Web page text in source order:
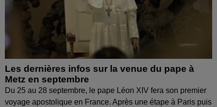
Les dernières infos sur la venue du pape à
Metz en septembre
Du 25 au 28 septembre, le pape Léon XIV fera son premier
voyage apostolique en France. Après une étape à Paris puis